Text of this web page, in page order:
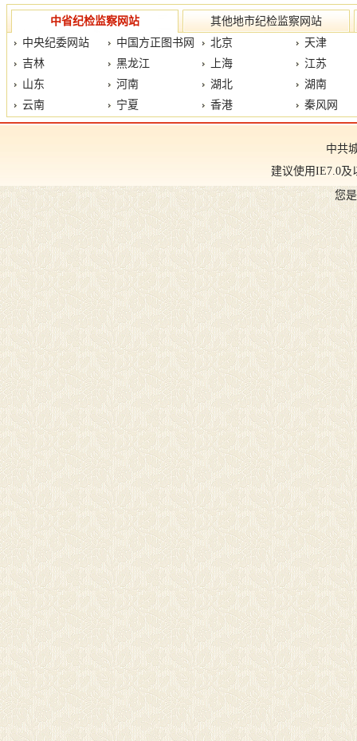
中省纪检监察网站
其他地市纪检监察网站
中央纪委网站
中国方正图书网 北京
天津
吉林
黑龙江 上海
江苏
山东
河南 湖北
湖南
云南
宁夏 香港 秦风网
中共
建议使用IE7.0
您